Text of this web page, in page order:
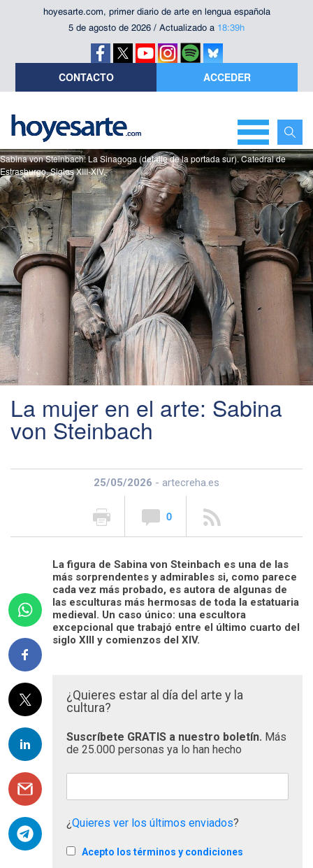
hoyesarte.com, primer diario de arte en lengua española
5 de agosto de 2026 / Actualizado a 18:39h
CONTACTO ACCEDER
Sabina von Steinbach: La Sinagoga (detalle de la portada sur). Catedral de
Estrasburgo. Siglos XIII-XIV.
La mujer en el arte: Sabina
von Steinbach
25/05/2026 - artecreha.es
0
La figura de Sabina von Steinbach es una de las
más sorprendentes y admirables si, como parece
cada vez más probado, es autora de algunas de
las esculturas más hermosas de toda la estatuaria
medieval. Un caso único: una escultora
excepcional que trabajó entre el último cuarto del
siglo XIII y comienzos del XIV.
¿Quieres estar al día del arte y la
cultura?
Suscríbete GRATIS a nuestro boletín. Más
de 25.000 personas ya lo han hecho
¿Quieres ver los últimos enviados?
Acepto los términos y condiciones